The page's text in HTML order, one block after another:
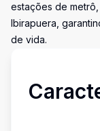
estações de
Ibirapuera,
de vida.